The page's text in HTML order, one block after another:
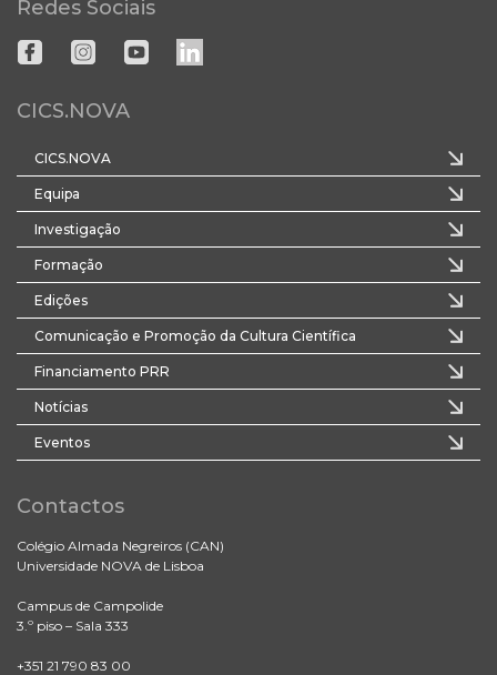
Redes Sociais
CICS.NOVA
CICS.NOVA
Equipa
Investigação
Formação
Edições
Comunicação e Promoção da Cultura Científica
Financiamento PRR
Notícias
Eventos
Contactos
Colégio Almada Negreiros (CAN)
Universidade NOVA de Lisboa
Campus de Campolide
3.º piso – Sala 333
+351 21 790 83 00